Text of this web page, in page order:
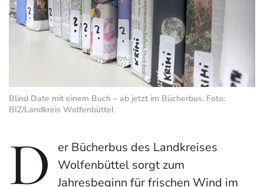
Blind Date mit einem Buch – ab jetzt im Bücherbus. Foto:
BIZ/Landkreis Wolfenbüttel
D
er Bücherbus des Landkreises
Wolfenbüttel sorgt zum
Jahresbeginn für frischen Wind im